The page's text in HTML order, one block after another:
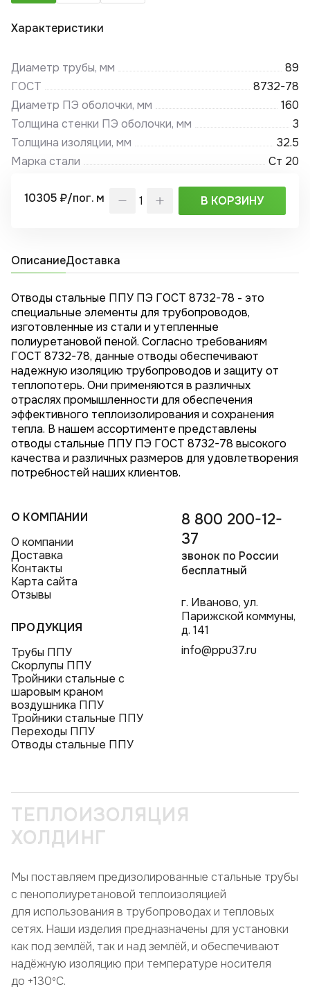
Характеристики
Диаметр трубы, мм
89
ГОСТ
8732-78
Диаметр ПЭ оболочки, мм
160
Толщина стенки ПЭ оболочки, мм
3
Толщина изоляции, мм
32.5
Марка стали
Ст 20
10305 ₽/пог. м В КОРЗИНУ
ОписаниеДоставка
Отводы стальные ППУ ПЭ ГОСТ 8732-78 - это
специальные элементы для трубопроводов,
изготовленные из стали и утепленные
полиуретановой пеной. Согласно требованиям
ГОСТ 8732-78, данные отводы обеспечивают
надежную изоляцию трубопроводов и защиту от
теплопотерь. Они применяются в различных
отраслях промышленности для обеспечения
эффективного теплоизолирования и сохранения
тепла. В нашем ассортименте представлены
отводы стальные ППУ ПЭ ГОСТ 8732-78 высокого
качества и различных размеров для удовлетворения
потребностей наших клиентов.
О КОМПАНИИ
О компании
Доставка
Контакты
Карта сайта
Отзывы
ПРОДУКЦИЯ
Трубы ППУ
Скорлупы ППУ
Тройники стальные с
шаровым краном
воздушника ППУ
Тройники стальные ППУ
Переходы ППУ
Отводы стальные ППУ
8 800 200-12-
37
звонок по России
бесплатный
г. Иваново, ул.
Парижской коммуны,
д. 141
info@ppu37.ru
ТЕПЛОИЗОЛЯЦИЯ
ХОЛДИНГ
Мы поставляем предизолированные стальные трубы
с пенополиуретановой теплоизоляцией
для использования в трубопроводах и тепловых
сетях. Наши изделия предназначены для установки
как под землёй, так и над землёй, и обеспечивают
надёжную изоляцию при температуре носителя
до +130ºC.